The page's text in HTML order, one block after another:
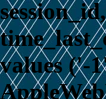
values ('-